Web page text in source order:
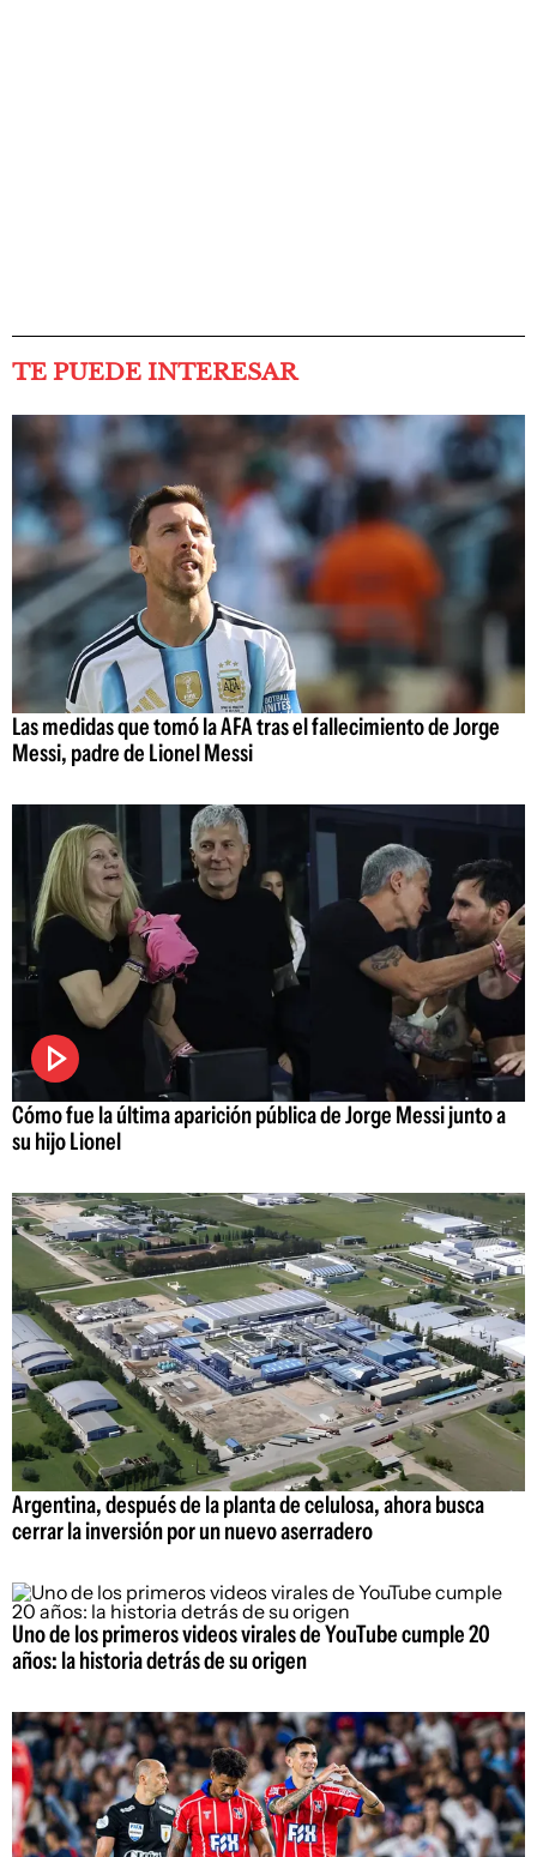
TE PUEDE INTERESAR
Las medidas que tomó la AFA tras el fallecimiento de Jorge
Messi, padre de Lionel Messi
Cómo fue la última aparición pública de Jorge Messi junto a
su hijo Lionel
Argentina, después de la planta de celulosa, ahora busca
cerrar la inversión por un nuevo aserradero
Uno de los primeros videos virales de YouTube cumple 20
años: la historia detrás de su origen